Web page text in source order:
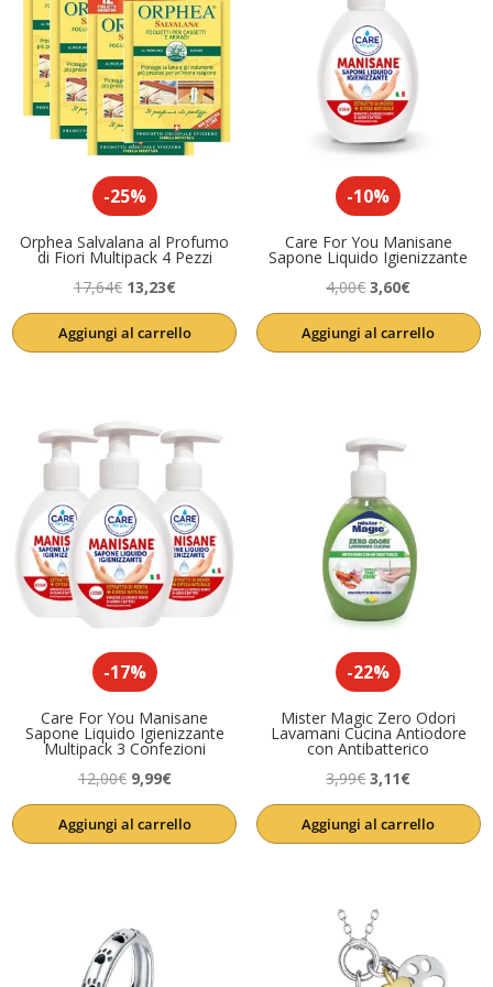
-25%
Orphea Salvalana al Profumo
di Fiori Multipack 4 Pezzi
17,64€ Il
prezzo
originale
13,23€Il
prezzo
attuale
Aggiungi al carrello
-10%
Care For You Manisane
Sapone Liquido Igienizzante
4,00€ Il
prezzo
originale
3,60€Il
prezzo
attuale
Aggiungi al carrello
-17%
Care For You Manisane
Sapone Liquido Igienizzante
Multipack 3 Confezioni
12,00€ Il
prezzo
originale
9,99€Il
prezzo
attuale
Aggiungi al carrello
-22%
Mister Magic Zero Odori
Lavamani Cucina Antiodore
con Antibatterico
3,99€ Il
prezzo
originale
3,11€Il
prezzo
attuale
Aggiungi al carrello